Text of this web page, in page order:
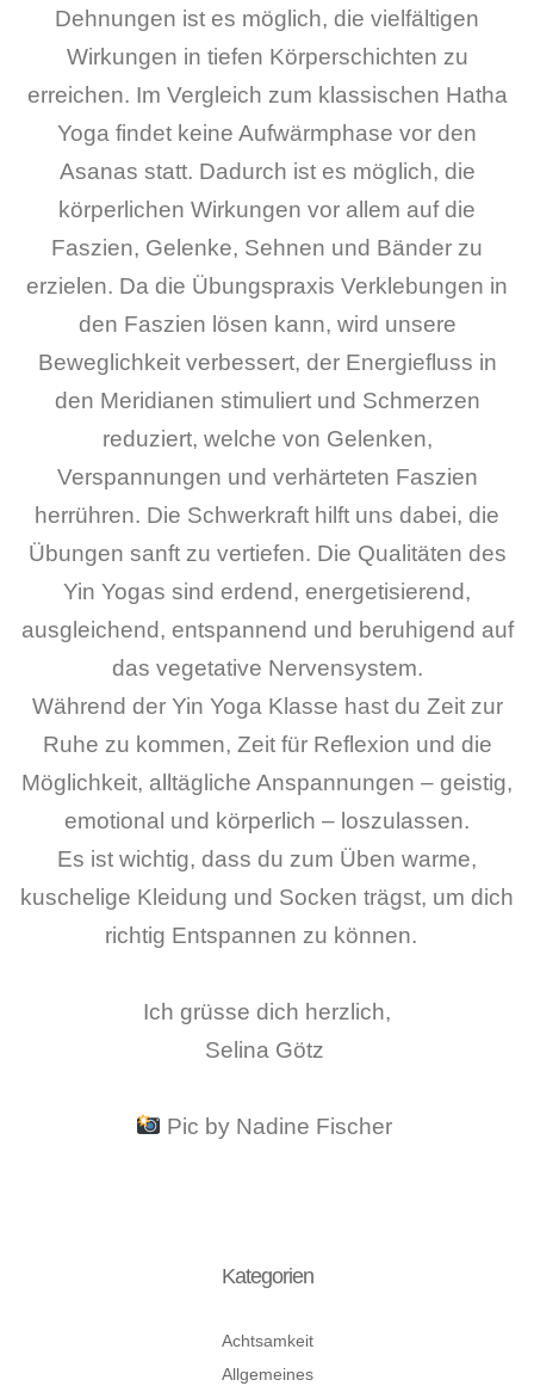
Dehnungen ist es möglich, die vielfältigen
Wirkungen in tiefen Körperschichten zu
erreichen. Im Vergleich zum klassischen Hatha
Yoga findet keine Aufwärmphase vor den
Asanas statt. Dadurch ist es möglich, die
körperlichen Wirkungen vor allem auf die
Faszien, Gelenke, Sehnen und Bänder zu
erzielen. Da die Übungspraxis Verklebungen in
den Faszien lösen kann, wird unsere
Beweglichkeit verbessert, der Energiefluss in
den Meridianen stimuliert und Schmerzen
reduziert, welche von Gelenken,
Verspannungen und verhärteten Faszien
herrühren. Die Schwerkraft hilft uns dabei, die
Übungen sanft zu vertiefen. Die Qualitäten des
Yin Yogas sind erdend, energetisierend,
ausgleichend, entspannend und beruhigend auf
das vegetative Nervensystem.
Während der Yin Yoga Klasse hast du Zeit zur
Ruhe zu kommen, Zeit für Reflexion und die
Möglichkeit, alltägliche Anspannungen – geistig,
emotional und körperlich – loszulassen.
Es ist wichtig, dass du zum Üben warme,
kuschelige Kleidung und Socken trägst, um dich
richtig Entspannen zu können.
Ich grüsse dich herzlich,
Selina Götz
Pic by Nadine Fischer
Kategorien
Achtsamkeit
Allgemeines